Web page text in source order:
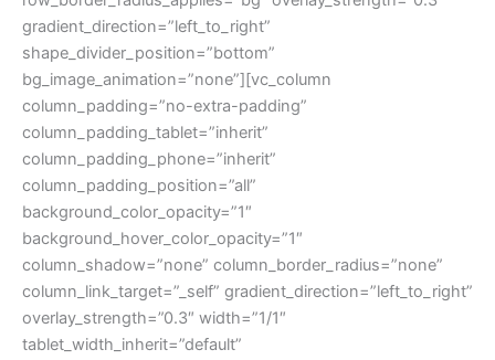
gradient_direction=”left_to_right”
shape_divider_position=”bottom”
bg_image_animation=”none”][vc_column
column_padding=”no-extra-padding”
column_padding_tablet=”inherit”
column_padding_phone=”inherit”
column_padding_position=”all”
background_color_opacity=”1″
background_hover_color_opacity=”1″
column_shadow=”none” column_border_radius=”none”
column_link_target=”_self” gradient_direction=”left_to_right”
overlay_strength=”0.3″ width=”1/1″
tablet_width_inherit=”default”